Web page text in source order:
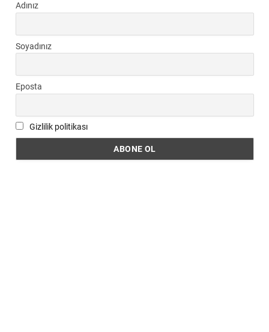
Adınız
Soyadınız
Eposta
Gizlilik politikası